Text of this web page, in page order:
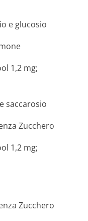
e glucosio
1,2 mg;
saccarosio
Zucchero
1,2 mg;
Zucchero